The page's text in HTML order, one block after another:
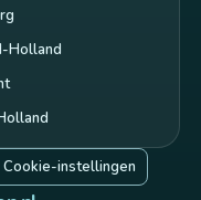
Holland
Cookie-instellingen